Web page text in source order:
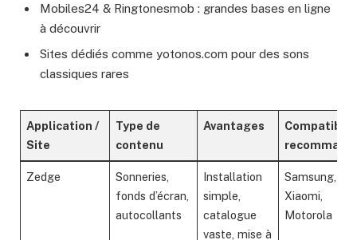
Mobiles24 & Ringtonesmob : grandes bases en ligne
à découvrir
Sites dédiés comme yotonos.com pour des sons
classiques rares
Application /
Site
Type de
contenu
Avantages
Zedge
Sonneries,
fonds d’écran,
autocollants
Installation
simple,
catalogue
vaste, mise à
Samsung,
Xiaomi,
Motorola